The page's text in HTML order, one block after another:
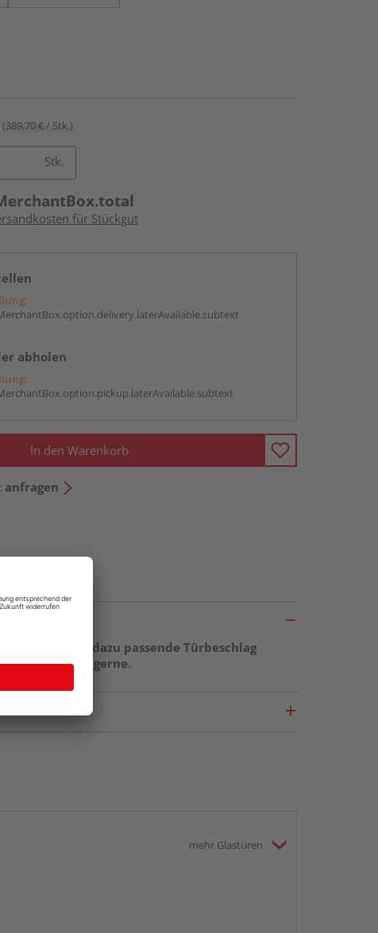
(389,70 € / Stk.)
Stk.
für Stückgut
abholen
In den Warenkorb
sowie der dazu passende Türbeschlag
berät Sie gerne.
mehr Glastüren